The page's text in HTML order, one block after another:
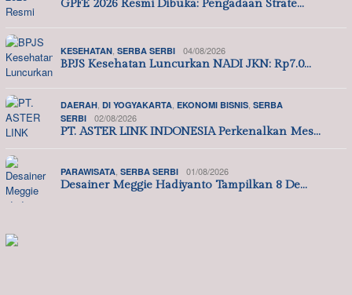
GPFE 2026 Resmi Dibuka: Pengadaan Strate…
KESEHATAN SERBA SERBI 04/08/2026
BPJS Kesehatan Luncurkan NADI JKN: Rp7.0…
DAERAH DI YOGYAKARTA EKONOMI BISNIS SERBA
SERBI
02/08/2026
PT. ASTER LINK INDONESIA Perkenalkan Mes…
PARAWISATA SERBA SERBI 01/08/2026
Desainer Meggie Hadiyanto Tampilkan 8 De…